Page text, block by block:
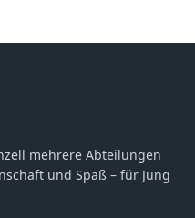
mehrere Abteilungen
und Spaß – für Jung